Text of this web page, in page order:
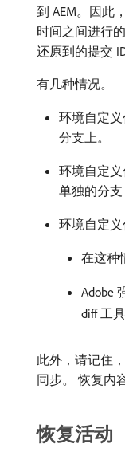
到 AEM。因此
时间之间进行
还原到的提交
有几种情况。
环境自定
分支上。
环境自定
单独的分支
环境自定义
在这种
Adobe
diff 工
此外，请记住
同步。 恢复内
恢复活动